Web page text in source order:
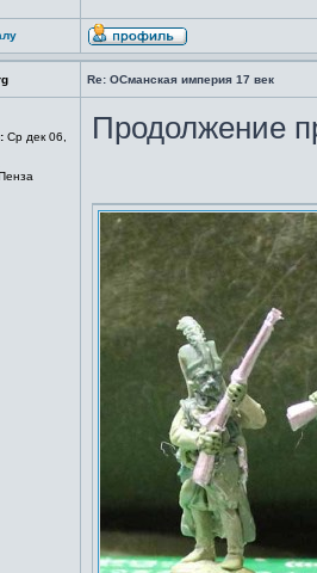
Re: ОСманская империя 17 век
Ср дек 06,
Продолжение